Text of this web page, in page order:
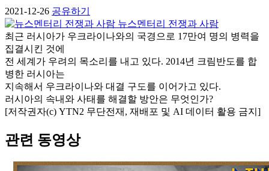
2021-12-26 공유하기
뉴스멘터리 전쟁과 사람
최근 러시아가 우크라이나와의 국경으로 17만여 명의 병력을
집결시킨 것에
전 세계가 우려의 목소리를 내고 있다. 2014년 크림반도를 합
병한 러시아는
지속해서 우크라이나와 대결 구도를 이어가고 있다.
러시아의 속내와 사태를 해결할 방안은 무엇인가?
[저작권자(c) YTN2 무단전재, 재배포 및 AI 데이터 활용 금지]
관련 동영상